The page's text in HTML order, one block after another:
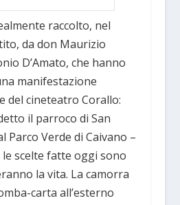
raccolto, nel
da don Maurizio
D’Amato, che hanno
manifestazione
del cineteatro Corallo:
il parroco di San
Parco Verde di Caivano –
scelte fatte oggi sono
la vita. La camorra
carta all’esterno